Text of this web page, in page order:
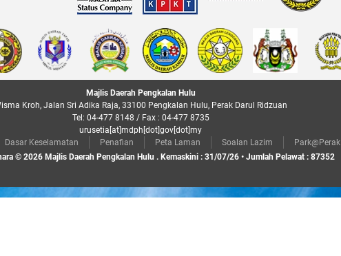
Majlis Daerah Pengkalan Hulu
Kroh, Jalan Sri Adika Raja, 33100 Pengkalan Hulu, Perak Darul Ridzuan
Tel: 04-477 8148 / Fax : 04-477 8735
urusetia[at]mdph[dot]gov[dot]my
Dasar Keselamatan Penafian Peta Laman Soalan Lazim
Park@Perak
© 2026 Majlis Daerah Pengkalan Hulu . Kemaskini : 31/07/26 • Jumlah Pelawat : 87352